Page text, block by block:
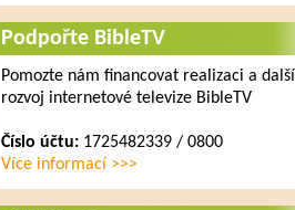
Podpořte BibleTV
Pomozte nám financovat realizaci a další
rozvoj internetové televize BibleTV
Číslo účtu:1725482339 / 0800
Více informací >>>